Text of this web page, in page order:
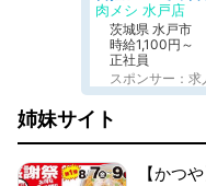
肉メシ 水戸店
茨城県 水戸市
時給1,100円～
正社員
スポンサー：求
姉妹サイト
【かつ